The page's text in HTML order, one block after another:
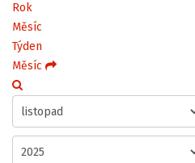
Rok
Měsíc
Týden
Měsíc